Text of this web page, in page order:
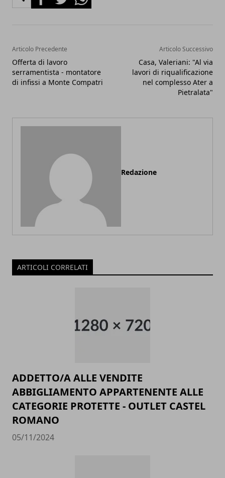
Articolo Precedente
Offerta di lavoro
serramentista - montatore
di infissi a Monte Compatri
Articolo Successivo
Casa, Valeriani: "Al via
lavori di riqualificazione
nel complesso Ater a
Pietralata"
Redazione
ARTICOLI CORRELATI
ADDETTO/A ALLE VENDITE
ABBIGLIAMENTO APPARTENENTE ALLE
CATEGORIE PROTETTE - OUTLET CASTEL
ROMANO
05/11/2024